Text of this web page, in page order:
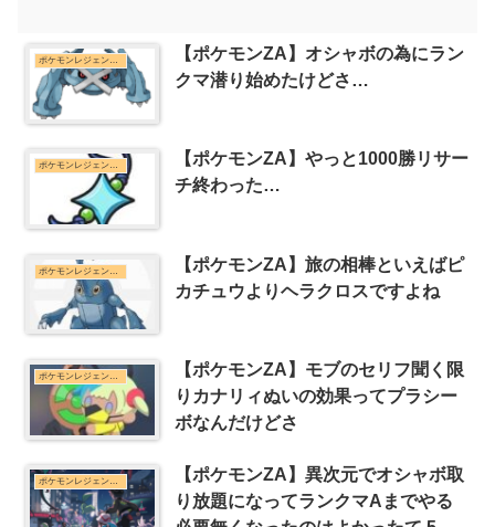
ポケモンレジェンズZ-Aまとめ
【ポケモンZA】オシャボの為にラン
クマ潜り始めたけどさ…
ポケモンレジェンズZ-Aまとめ
【ポケモンZA】やっと1000勝リサー
チ終わった…
【ポケモンZA】旅の相棒といえばピ
カチュウよりヘラクロスですよね
ポケモンレジェンズZ-Aまとめ
【ポケモンZA】モブのセリフ聞く限
りカナリィぬいの効果ってプラシー
ボなんだけどさ
ポケモンレジェンズZ-Aまとめ
【ポケモンZA】異次元でオシャボ取
り放題になってランクマAまでやる